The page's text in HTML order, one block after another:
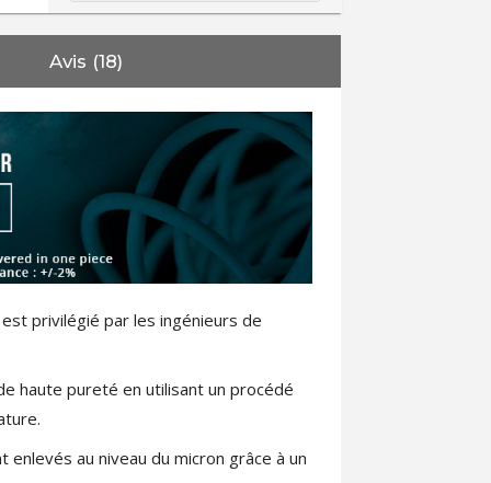
Avis (18)
privilégié par les ingénieurs de
haute pureté en utilisant un procédé
au niveau du micron grâce à un